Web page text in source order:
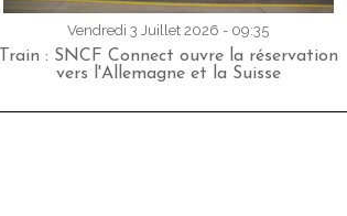
Vendredi 3 Juillet 2026 - 09:35
Train : SNCF Connect ouvre la réservation
vers l'Allemagne et la Suisse